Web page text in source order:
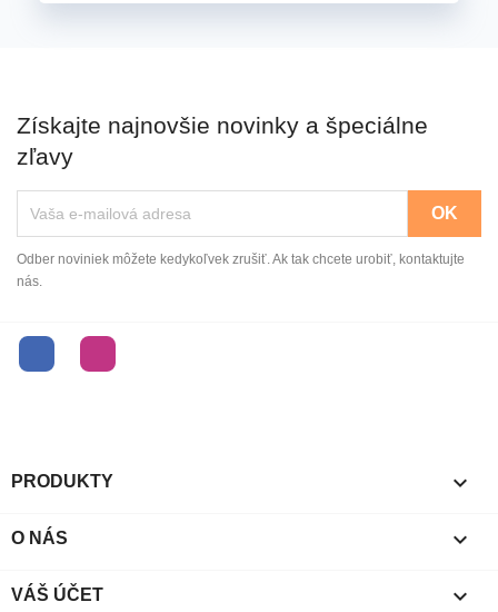
Získajte najnovšie novinky a špeciálne
zľavy
Odber noviniek môžete kedykoľvek zrušiť. Ak tak chcete urobiť, kontaktujte
nás.
FacebookInstagram
PRODUKTY 
O NÁS 
VÁŠ ÚČET 